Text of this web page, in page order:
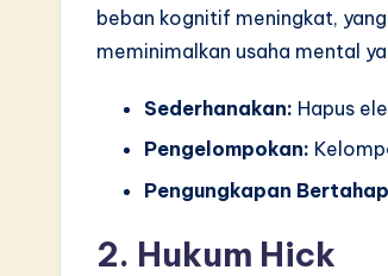
beban kognitif meningkat,
meminimalkan usaha mental
Sederhanakan: Hapus
Pengelompokan:
Pengungkapan
2. Hukum Hick